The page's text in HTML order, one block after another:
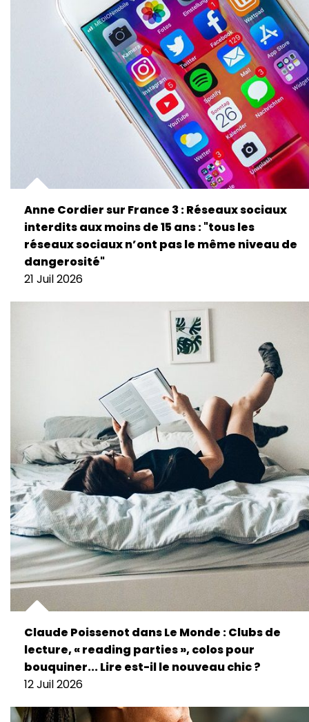
Anne Cordier sur France 3 : Réseaux sociaux
interdits aux moins de 15 ans : "tous les
réseaux sociaux n’ont pas le même niveau de
dangerosité"
21 Juil 2026
Claude Poissenot dans Le Monde : Clubs de
lecture, « reading parties », colos pour
bouquiner... Lire est-il le nouveau chic ?
12 Juil 2026